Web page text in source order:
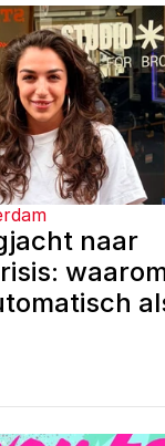
naar